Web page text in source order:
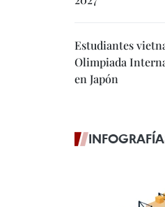
Estudiantes
Olimpiada
en Japón